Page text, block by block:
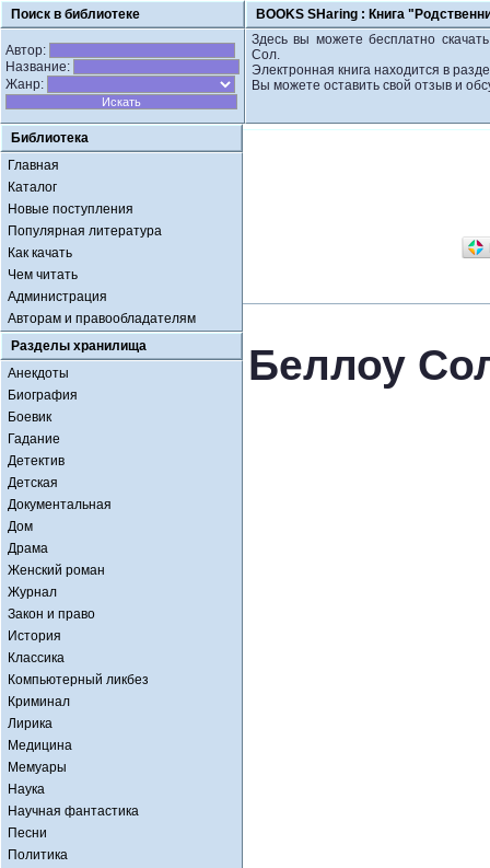
Поиск в библиотеке BOOKS SHaring : Книга
Автор:
Название:
Жанр:
Здесь вы можете бесплатно
Сол.
Электронная книга находится в
Вы можете оставить свой отзыв и
Библиотека
Главная
Каталог
Новые поступления
Популярная литература
Как качать
Чем читать
Администрация
Авторам и правообладателям
Разделы хранилища
Анекдоты
Биография
Боевик
Гадание
Детектив
Детская
Документальная
Дом
Драма
Женский роман
Журнал
Закон и право
История
Классика
Компьютерный ликбез
Криминал
Лирика
Медицина
Мемуары
Наука
Научная фантастика
Песни
Политика
Беллоу